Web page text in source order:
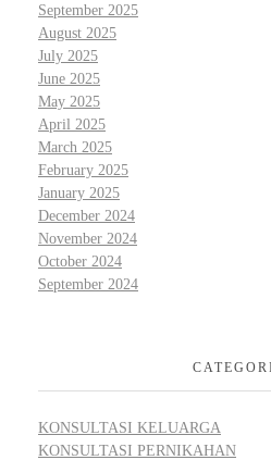
September 2025
August 2025
July 2025
June 2025
May 2025
April 2025
March 2025
February 2025
January 2025
December 2024
November 2024
October 2024
September 2024
KONSULTASI KELUARGA
KONSULTASI PERNIKAHAN